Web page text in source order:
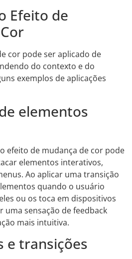
Efeito de
cor pode ser aplicado de
do contexto e do
exemplos de aplicações
elementos
efeito de mudança de cor pode
elementos interativos,
Ao aplicar uma transição
quando o usuário
ou os toca em dispositivos
uma sensação de feedback
mais intuitiva.
e transições